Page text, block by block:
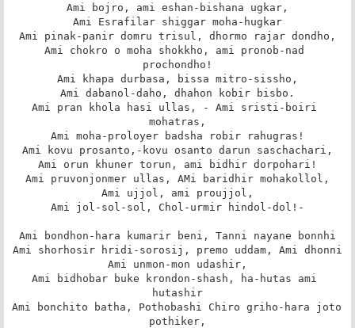
Ami bojro, ami eshan-bishana ugkar,
Ami Esrafilar shiggar moha-hugkar
Ami pinak-panir domru trisul, dhormo rajar dondho,
Ami chokro o moha shokkho, ami pronob-nad
prochondho!
Ami khapa durbasa, bissa mitro-sissho,
Ami dabanol-daho, dhahon kobir bisbo.
Ami pran khola hasi ullas, - Ami sristi-boiri
mohatras,
Ami moha-proloyer badsha robir rahugras!
Ami kovu prosanto,-kovu osanto darun saschachari,
Ami orun khuner torun, ami bidhir dorpohari!
Ami pruvonjonmer ullas, AMi baridhir mohakollol,
Ami ujjol, ami proujjol,
Ami jol-sol-sol, Chol-urmir hindol-dol!-
Ami bondhon-hara kumarir beni, Tanni nayane bonnhi
Ami shorhosir hridi-sorosij, premo uddam, Ami dhonni
Ami unmon-mon udashir,
Ami bidhobar buke krondon-shash, ha-hutas ami
hutashir
Ami bonchito batha, Pothobashi Chiro griho-hara joto
pothiker,